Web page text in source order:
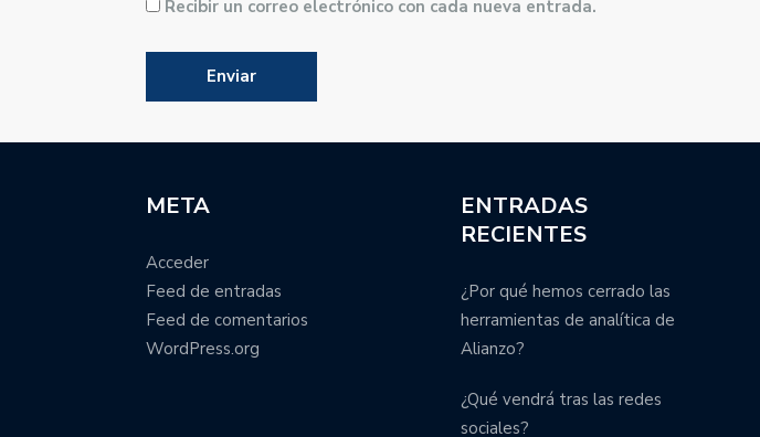
Recibir un correo electrónico con cada nueva entrada.
META
Acceder
Feed de entradas
Feed de comentarios
WordPress.org
ENTRADAS
RECIENTES
¿Por qué hemos cerrado las
herramientas de analítica de
Alianzo?
¿Qué vendrá tras las redes
sociales?